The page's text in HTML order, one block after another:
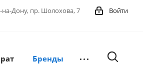
Войти
на-Дону, пр. Шолохова, 7
Бренды